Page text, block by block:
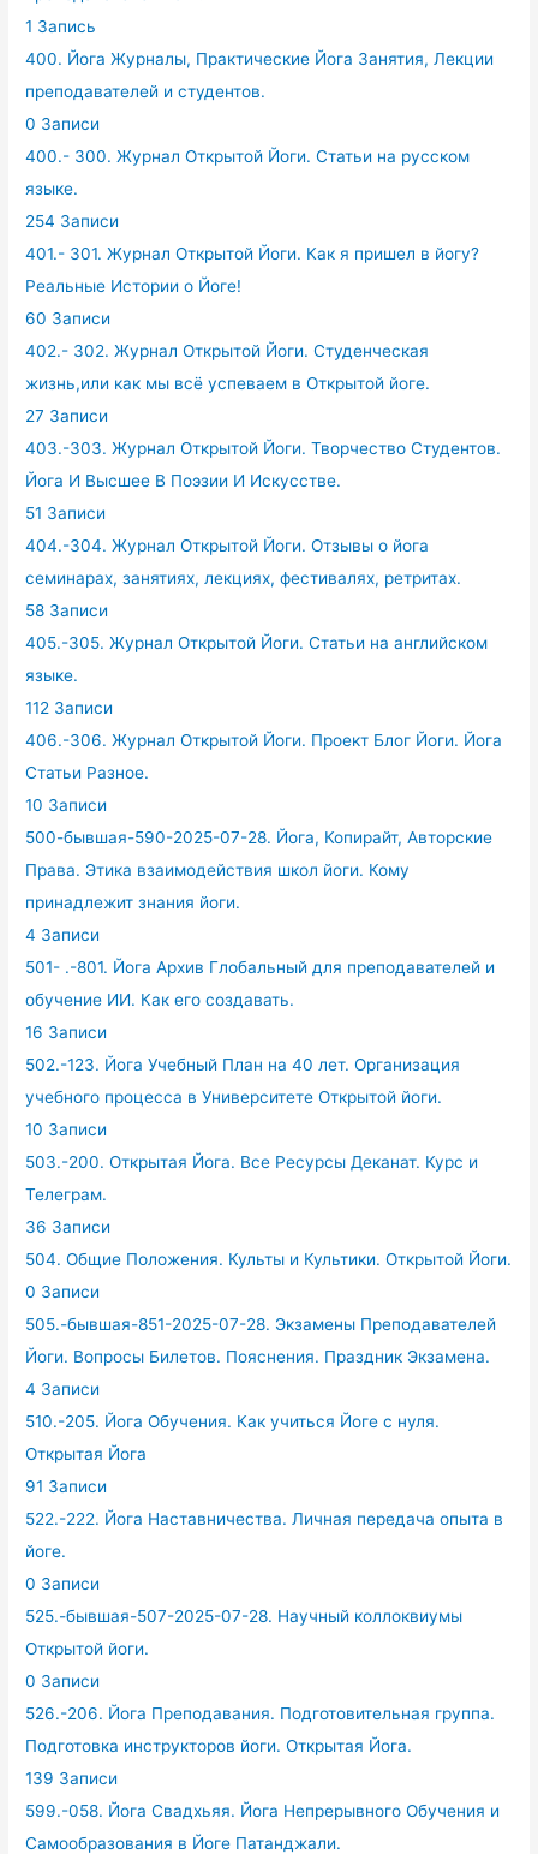
1 Запись
400. Йога Журналы, Практические Йога Занятия, Лекции
преподавателей и студентов.
0 Записи
400.- 300. Журнал Открытой Йоги. Статьи на русском
языке.
254 Записи
401.- 301. Журнал Открытой Йоги. Как я пришел в йогу?
Реальные Истории о Йоге!
60 Записи
402.- 302. Журнал Открытой Йоги. Студенческая
жизнь,или как мы всё успеваем в Открытой йоге.
27 Записи
403.-303. Журнал Открытой Йоги. Творчество Студентов.
Йога И Высшее В Поэзии И Искусстве.
51 Записи
404.-304. Журнал Открытой Йоги. Отзывы о йога
семинарах, занятиях, лекциях, фестивалях, ретритах.
58 Записи
405.-305. Журнал Открытой Йоги. Статьи на английском
языке.
112 Записи
406.-306. Журнал Открытой Йоги. Проект Блог Йоги. Йога
Статьи Разное.
10 Записи
500-бывшая-590-2025-07-28. Йога, Копирайт, Авторские
Права. Этика взаимодействия школ йоги. Кому
принадлежит знания йоги.
4 Записи
501- .-801. Йога Архив Глобальный для преподавателей и
обучение ИИ. Как его создавать.
16 Записи
502.-123. Йога Учебный План на 40 лет. Организация
учебного процесса в Университете Открытой йоги.
10 Записи
503.-200. Открытая Йога. Все Ресурсы Деканат. Курс и
Телеграм.
36 Записи
504. Общие Положения. Культы и Культики. Открытой Йоги.
0 Записи
505.-бывшая-851-2025-07-28. Экзамены Преподавателей
Йоги. Вопросы Билетов. Пояснения. Праздник Экзамена.
4 Записи
510.-205. Йога Обучения. Как учиться Йоге с нуля.
Открытая Йога
91 Записи
522.-222. Йога Наставничества. Личная передача опыта в
йоге.
0 Записи
525.-бывшая-507-2025-07-28. Научный коллоквиумы
Открытой йоги.
0 Записи
526.-206. Йога Преподавания. Подготовительная группа.
Подготовка инструкторов йоги. Открытая Йога.
139 Записи
599.-058. Йога Свадхьяя. Йога Непрерывного Обучения и
Самообразования в Йоге Патанджали.